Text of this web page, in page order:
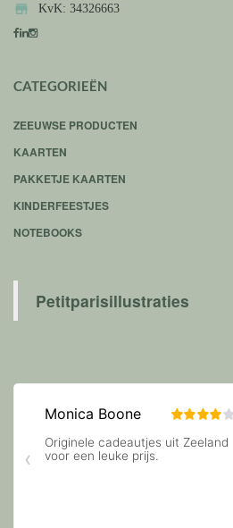
 KvK: 34326663
CATEGORIEËN
ZEEUWSE PRODUCTEN
KAARTEN
PAKKETJE KAARTEN
KINDERFEESTJES
NOTEBOOKS
Petitparisillustraties